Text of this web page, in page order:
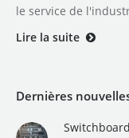
le service de
Lire la suite
Dernières